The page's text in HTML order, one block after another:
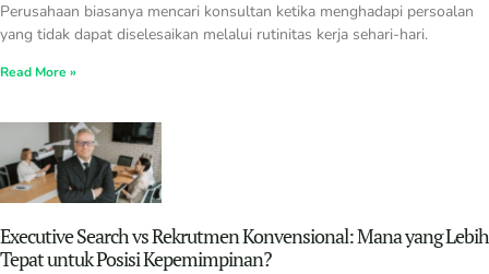
Perusahaan biasanya mencari konsultan ketika menghadapi persoalan
yang tidak dapat diselesaikan melalui rutinitas kerja sehari-hari.
Read More »
Executive Search vs Rekrutmen Konvensional: Mana yang Lebih
Tepat untuk Posisi Kepemimpinan?